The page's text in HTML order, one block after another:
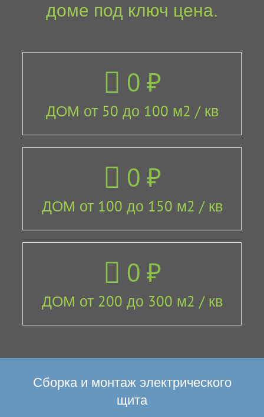
доме под ключ цена.
0 ₽
ДОМ от 50 до 100 м2 / кв
0 ₽
ДОМ от 100 до 150 м2 / кв
0 ₽
ДОМ от 200 до 300 м2 / кв
Сборка и монтаж электрического
щита